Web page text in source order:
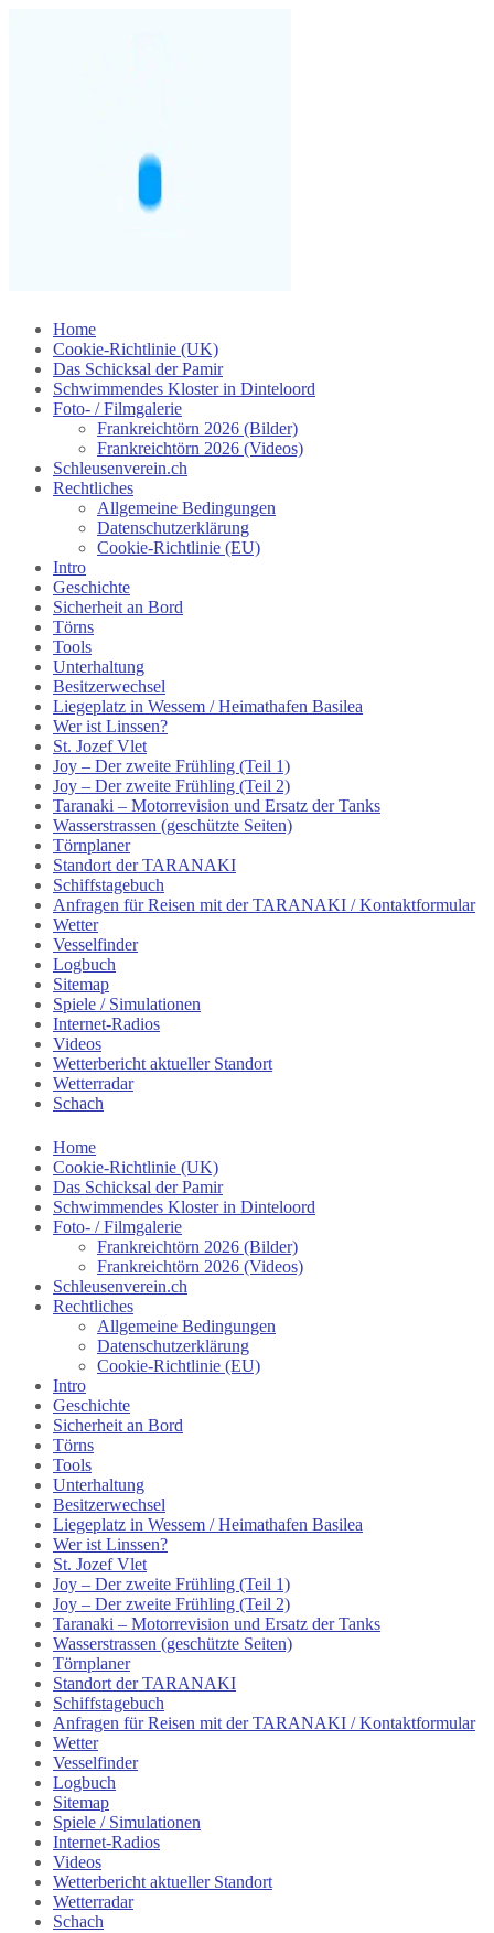
Skip
content
Home
Cookie-Richtlinie (UK)
Das Schicksal der Pamir
Schwimmendes Kloster in Dinteloord
Foto- / Filmgalerie
Frankreichtörn 2026 (Bilder)
Frankreichtörn 2026 (Videos)
Schleusenverein.ch
Rechtliches
Allgemeine Bedingungen
Datenschutzerklärung
Cookie-Richtlinie (EU)
Intro
Geschichte
Sicherheit an Bord
Törns
Tools
Unterhaltung
Besitzerwechsel
Liegeplatz in Wessem / Heimathafen Basilea
Wer ist Linssen?
St. Jozef Vlet
Joy – Der zweite Frühling (Teil 1)
Joy – Der zweite Frühling (Teil 2)
Taranaki – Motorrevision und Ersatz der Tanks
Wasserstrassen (geschützte Seiten)
Törnplaner
Standort der TARANAKI
Schiffstagebuch
Anfragen für Reisen mit der TARANAKI / Kontaktformular
Wetter
Vesselfinder
Logbuch
Sitemap
Spiele / Simulationen
Internet-Radios
Videos
Wetterbericht aktueller Standort
Wetterradar
Schach
Home
Cookie-Richtlinie (UK)
Das Schicksal der Pamir
Schwimmendes Kloster in Dinteloord
Foto- / Filmgalerie
Frankreichtörn 2026 (Bilder)
Frankreichtörn 2026 (Videos)
Schleusenverein.ch
Rechtliches
Allgemeine Bedingungen
Datenschutzerklärung
Cookie-Richtlinie (EU)
Intro
Geschichte
Sicherheit an Bord
Törns
Tools
Unterhaltung
Besitzerwechsel
Liegeplatz in Wessem / Heimathafen Basilea
Wer ist Linssen?
St. Jozef Vlet
Joy – Der zweite Frühling (Teil 1)
Joy – Der zweite Frühling (Teil 2)
Taranaki – Motorrevision und Ersatz der Tanks
Wasserstrassen (geschützte Seiten)
Törnplaner
Standort der TARANAKI
Schiffstagebuch
Anfragen für Reisen mit der TARANAKI / Kontaktformular
Wetter
Vesselfinder
Logbuch
Sitemap
Spiele / Simulationen
Internet-Radios
Videos
Wetterbericht aktueller Standort
Wetterradar
Schach